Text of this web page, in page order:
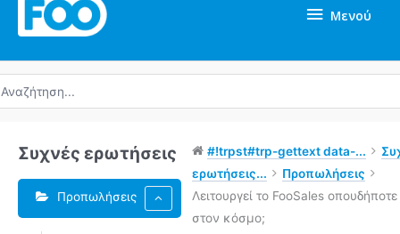
Μενού
Συχνές ερωτήσεις
Προπωλήσεις
#!trpst#trp-gettext data-...
ερωτήσεις...
Προπωλήσεις
Λειτουργεί το FooSales οπουδήποτε
στον κόσμο;